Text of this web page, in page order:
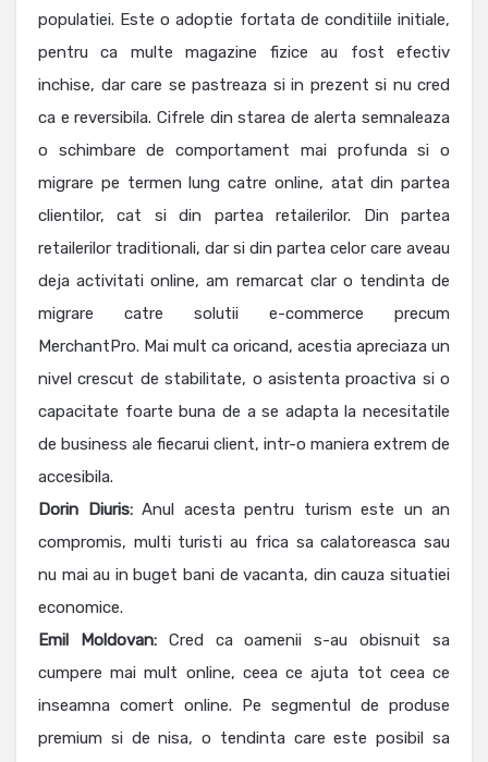
populatiei. Este o adoptie fortata de conditiile initiale,
pentru ca multe magazine fizice au fost efectiv
inchise, dar care se pastreaza si in prezent si nu cred
ca e reversibila. Cifrele din starea de alerta semnaleaza
o schimbare de comportament mai profunda si o
migrare pe termen lung catre online, atat din partea
clientilor, cat si din partea retailerilor. Din partea
retailerilor traditionali, dar si din partea celor care aveau
deja activitati online, am remarcat clar o tendinta de
migrare catre solutii e-commerce precum
MerchantPro. Mai mult ca oricand, acestia apreciaza un
nivel crescut de stabilitate, o asistenta proactiva si o
capacitate foarte buna de a se adapta la necesitatile
de business ale fiecarui client, intr-o maniera extrem de
accesibila.
Dorin Diuris: Anul acesta pentru turism este un an
compromis, multi turisti au frica sa calatoreasca sau
nu mai au in buget bani de vacanta, din cauza situatiei
economice.
Emil Moldovan: Cred ca oamenii s-au obisnuit sa
cumpere mai mult online, ceea ce ajuta tot ceea ce
inseamna comert online. Pe segmentul de produse
premium si de nisa, o tendinta care este posibil sa